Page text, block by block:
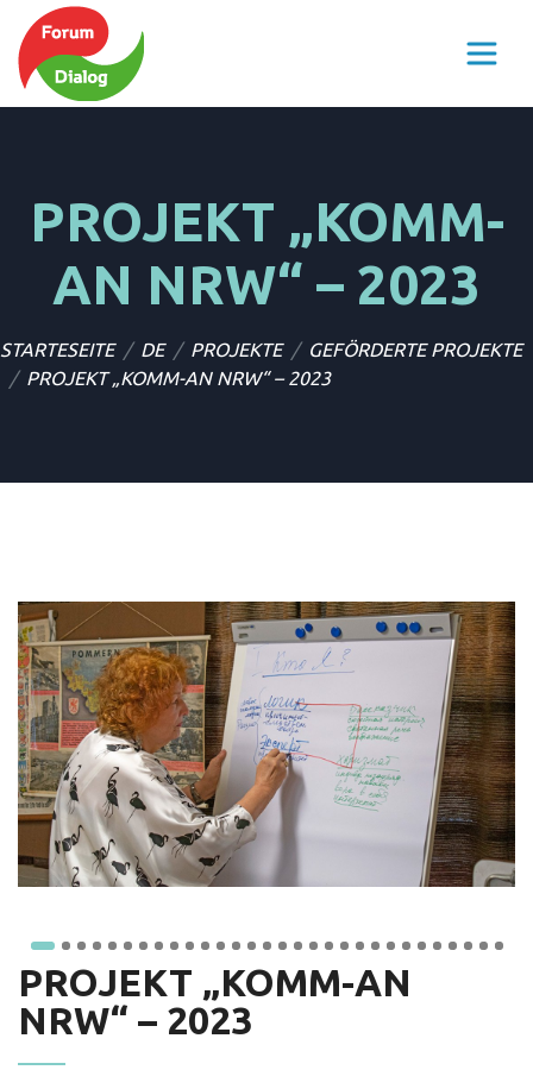
PROJEKT „KOMM-
AN NRW“ – 2023
STARTESEITE DE PROJEKTE
GEFÖRDERTE PROJEKTE
PROJEKT „KOMM-AN NRW“ – 2023
PROJEKT „KOMM-AN
NRW“ – 2023